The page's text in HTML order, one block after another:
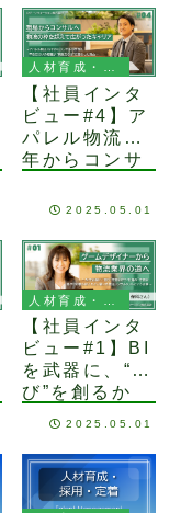
「問い」の重
要性
【社員インタ
ビュー#4】ア
パレル物流15
年からコンサ
——不安だら
激だらけ”に変
わった理由
2025.05.01
【社員インタ
ビュー#1】BI
を武器に、“遊
び”を創るか
経験を経てた
どり着いた物
流コンサルタ
2025.05.01